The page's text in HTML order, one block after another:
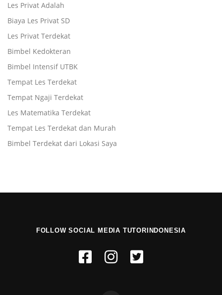
Les Privat Adalah
Biaya Les Privat SD
Les Privat Terdekat
Bimbel Kedokteran
Bimbel Intensif UTBK
Tempat Les Terdekat
Tempat Ngaji Terdekat
Les Matematika Terdekat
Tempat Les Terdekat dan Murah
Bimbel Terdekat dari Lokasi Saya
FOLLOW SOCIAL MEDIA TUTORINDONESIA